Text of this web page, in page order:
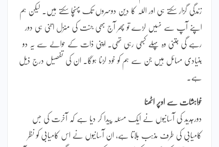
زندگی گزار سکتے ہی اور اللہ کا دین دوسروں تک پہنچا سکتے ہیں۔ لیکن ہم
اپنے آپ سے نہیں لڑے تو پھر آج بھی جنت کی منزل اتنی ہی دور
رہے گی جتنی وہ پہلے کبھی رہی تھی۔ اپنی ذات کے حوالے سے یہ دو
بنیادی مسائل ہیں جن سے ہم کو خود لڑنا ہوگا۔ ان کی تفصیل درج ذیل
ہے۔
خواہشات سے اوپر اٹھنا
دورجدید کی آسانیوں نے ایک مسئلہ پیدا کر دیا ہے کہ آخرت کی جس
کامیابی کی طرف مذہب بلاتا ہے، ان آسانیوں نے اس کامیابی کو نظر